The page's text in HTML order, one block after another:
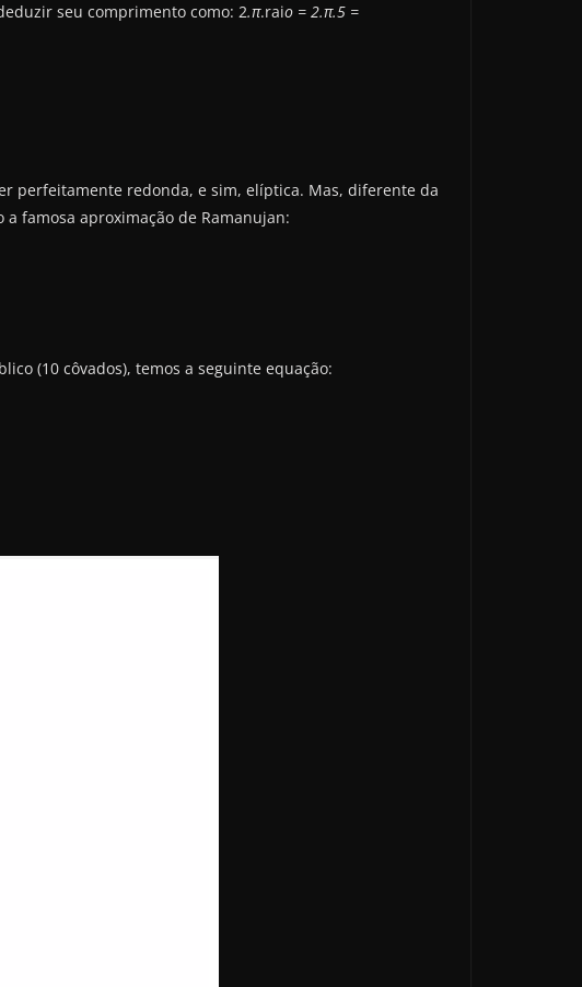
seu comprimento como: 2.π.raio = 2.π.5 =
perfeitamente redonda, e sim, elíptica. Mas, diferente da
famosa aproximação de Ramanujan:
(10 côvados), temos a seguinte equação: